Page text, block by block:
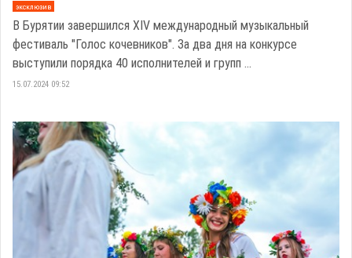
эксклюзив
В Бурятии завершился XIV международный музыкальный
фестиваль "Голос кочевников". За два дня на конкурсе
выступили порядка 40 исполнителей и групп ...
15.07.2024 09:52